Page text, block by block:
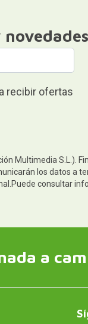
recibir ofertas
Multimedia S.L.).
los datos a
consultar
a